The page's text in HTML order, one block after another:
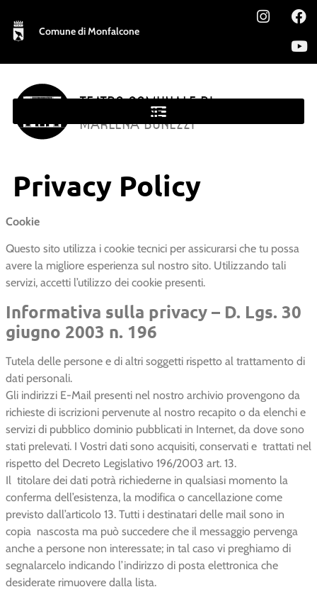
Comune di Monfalcone
TEATRO COMUNALE DI
MONFALCONE
MARLENA BONEZZI
Privacy Policy
Cookie
Questo sito utilizza i cookie tecnici per assicurarsi che tu possa
avere la migliore esperienza sul nostro sito. Utilizzando tali
servizi, accetti l’utilizzo dei cookie presenti.
Informativa sulla privacy – D. Lgs. 30
giugno 2003 n. 196
Tutela delle persone e di altri soggetti rispetto al trattamento di
dati personali.
Gli indirizzi E-Mail presenti nel nostro archivio provengono da
richieste di iscrizioni pervenute al nostro recapito o da elenchi e
servizi di pubblico dominio pubblicati in Internet, da dove sono
stati prelevati. I Vostri dati sono acquisiti, conservati e trattati nel
rispetto del Decreto Legislativo 196/2003 art. 13.
Il titolare dei dati potrà richiederne in qualsiasi momento la
conferma dell’esistenza, la modifica o cancellazione come
previsto dall’articolo 13. Tutti i destinatari delle mail sono in
copia nascosta ma può succedere che il messaggio pervenga
anche a persone non interessate; in tal caso vi preghiamo di
segnalarcelo indicando l’indirizzo di posta elettronica che
desiderate rimuovere dalla lista.